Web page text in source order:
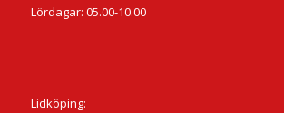
Lördagar: 05.00-10.00
Lidköping: